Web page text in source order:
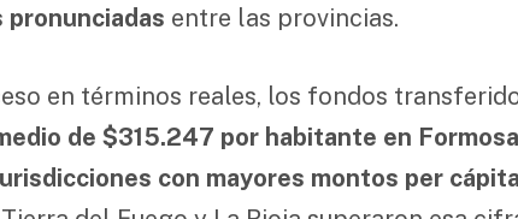
pronunciadas entre las provincias.
en términos reales, los fondos
de $315.247 por habitante en
con mayores montos per